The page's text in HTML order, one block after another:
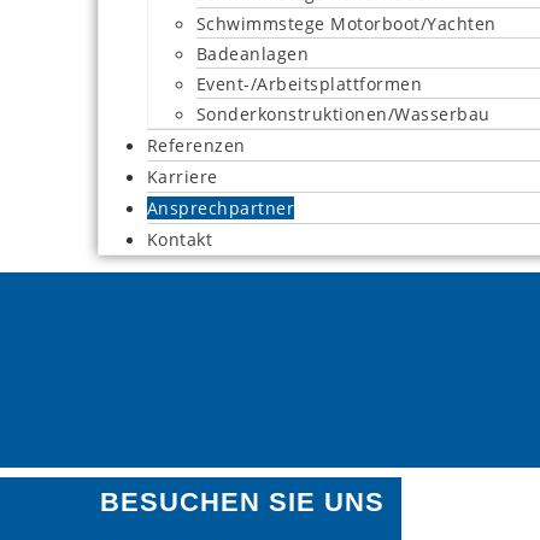
Schwimmstege Motorboot/Yachten
Badeanlagen
Event-/Arbeitsplattformen
Sonderkonstruktionen/Wasserbau
Referenzen
Karriere
Ansprechpartner
Kontakt
BESUCHEN SIE UNS